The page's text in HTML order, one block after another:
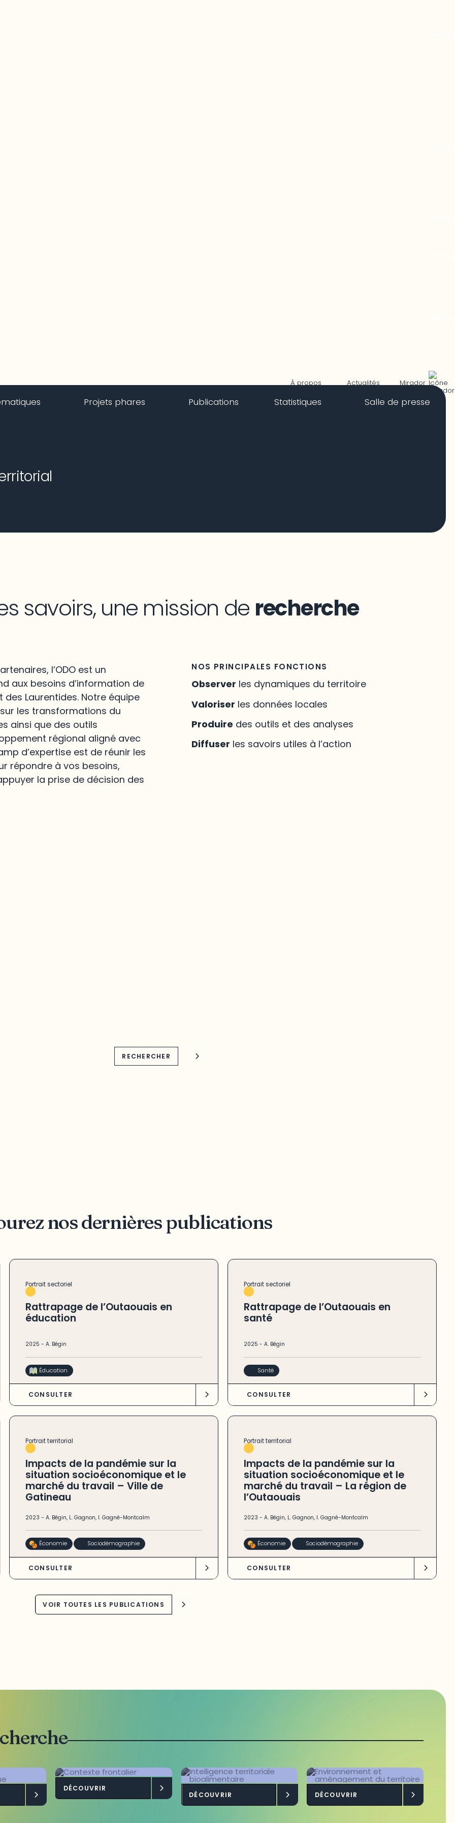
À propos Actualités Mirador
Projets phares Publications Statistiques Salle de presse
savoirs, une mission de recherche
l’ODO est un
aux besoins d’information de
des Laurentides. Notre équipe
les transformations du
ainsi que des outils
régional aligné avec
d’expertise est de réunir les
répondre à vos besoins,
la prise de décision des
NOS PRINCIPALES FONCTIONS
Observer les dynamiques du territoire
Valoriser les données locales
Produire des outils et des analyses
Diffuser les savoirs utiles à l’action
RECHERCHER
nos dernières publications
Portrait sectoriel
Rattrapage de l’Outaouais en
éducation
2025-A. Bégin
Éducation
CONSULTER
Portrait sectoriel
Rattrapage de l’Outaouais en
santé
2025-A. Bégin
Santé
CONSULTER
Portrait territorial
Impacts de la pandémie sur la
situation socioéconomique et le
marché du travail – Ville de
Gatineau
2023-A. Bégin, L. Gagnon, I. Gagné-Montcalm
Économie Sociodémographie
CONSULTER
Portrait territorial
Impacts de la pandémie sur la
situation socioéconomique et le
marché du travail – La région de
l’Outaouais
2023-A. Bégin, L. Gagnon, I. Gagné-Montcalm
Économie Sociodémographie
CONSULTER
VOIR TOUTES LES PUBLICATIONS
Contexte frontalier
DÉCOUVRIR
Intelligence
territoriale
DÉCOUVRIR
Environnement et
aménagement du
DÉCOUVRIR